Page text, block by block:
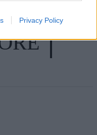
Privacy Policy